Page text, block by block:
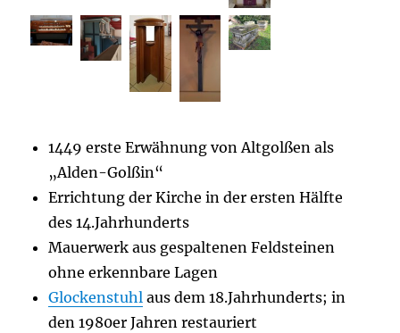
1449 erste Erwähnung von Altgolßen als
„Alden-Golßin“
Errichtung der Kirche in der ersten Hälfte
des 14.Jahrhunderts
Mauerwerk aus gespaltenen Feldsteinen
ohne erkennbare Lagen
Glockenstuhl aus dem 18.Jahrhunderts; in
den 1980er Jahren restauriert